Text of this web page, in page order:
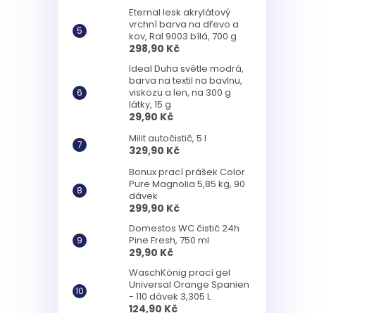
Eternal lesk akrylátový
vrchní barva na dřevo a
kov, Ral 9003 bílá, 700 g
298,90 Kč
Ideal Duha světle modrá,
barva na textil na bavlnu,
viskozu a len, na 300 g
látky, 15 g
29,90 Kč
Milit autočistič, 5 l
329,90 Kč
Bonux prací prášek Color
Pure Magnolia 5,85 kg, 90
dávek
299,90 Kč
Domestos WC čistič 24h
Pine Fresh, 750 ml
29,90 Kč
WaschKönig prací gel
Universal Orange Spanien
- 110 dávek 3,305 L
124,90 Kč